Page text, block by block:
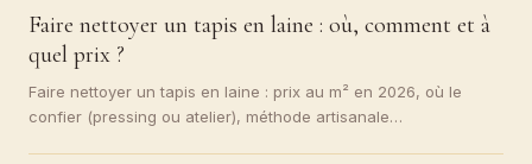
Faire nettoyer un tapis en laine : où, comment et à
quel prix ?
Faire nettoyer un tapis en laine : prix au m² en 2026, où le
confier (pressing ou atelier), méthode artisanale…